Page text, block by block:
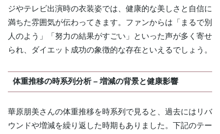
ジやテレビ出演時の衣装姿では、健康的な美しさと自信に
満ちた雰囲気が伝わってきます。ファンからは「まるで別
人のよう」「努力の結果がすごい」といった声が多く寄せ
られ、ダイエット成功の象徴的な存在といえるでしょう。
体重推移の時系列分析 – 増減の背景と健康影響
華原朋美さんの体重推移を時系列で見ると、過去にはリバ
ウンドや増減を繰り返した時期もありました。下記のテー